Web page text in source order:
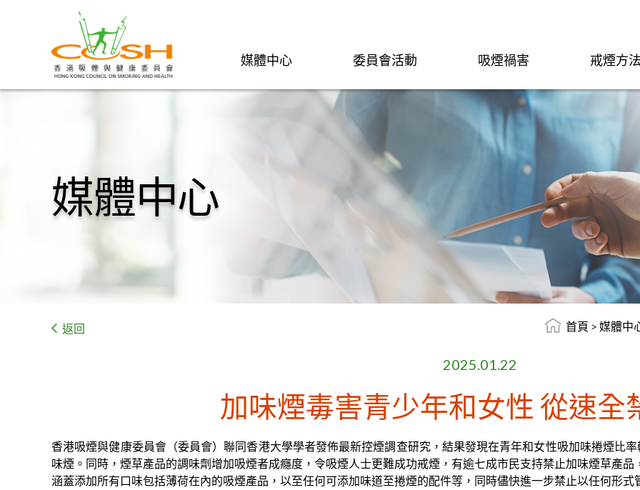
媒體中心 委員會活動 吸煙禍害 戒煙方法
媒體中心
返回 首頁 > 媒體中
2025.01.22
加味煙毒害青少年和女性 從速全
香港吸煙與健康委員會（委員會）聯同香港大學學者發佈最新控煙調查研究，結果發現在青年和女性吸加味捲煙比
味煙。同時，煙草產品的調味劑增加吸煙者成癮度，令吸煙人士更難成功戒煙，有逾七成市民支持禁止加味煙草產
涵蓋添加所有口味包括薄荷在內的吸煙產品，以至任何可添加味道至捲煙的配件等，同時儘快進一步禁止以任何形